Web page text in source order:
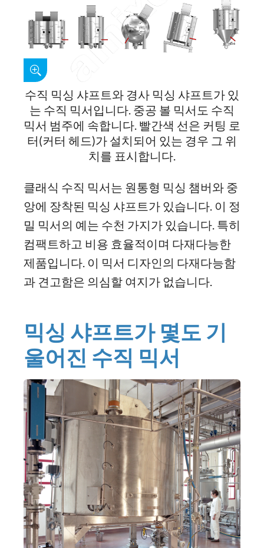
수직 믹싱 샤프트와 경사 믹싱 샤프트가 있
는 수직 믹서입니다. 중공 볼 믹서도 수직
믹서 범주에 속합니다. 빨간색 선은 커팅 로
터(커터 헤드)가 설치되어 있는 경우 그 위
치를 표시합니다.
클래식 수직 믹서는 원통형 믹싱 챔버와 중
앙에 장착된 믹싱 샤프트가 있습니다. 이 정
밀 믹서의 예는 수천 가지가 있습니다. 특히
컴팩트하고 비용 효율적이며 다재다능한
제품입니다. 이 믹서 디자인의 다재다능함
과 견고함은 의심할 여지가 없습니다.
믹싱 샤프트가 몇도 기
울어진 수직 믹서